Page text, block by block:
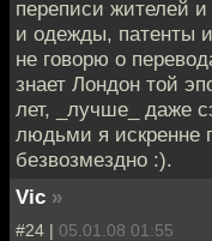
переписи жителей
и одежды, патенты
не говорю о
знает Лондон той
лет, _лучше_ даже
людьми я искренне
безвозмездно :).
Vic »
#24 | 05.01.08 01:55